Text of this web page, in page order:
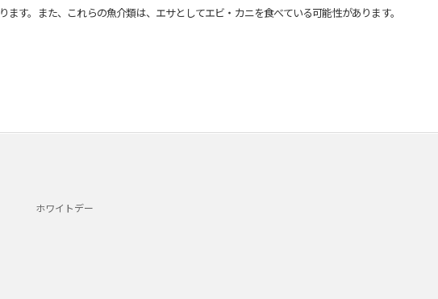
す。また、これらの魚介類は、エサとしてエビ・カニを食べている可能性があります。
ホワイトデー